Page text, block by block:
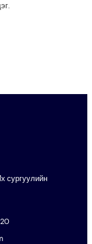
сургуулийн